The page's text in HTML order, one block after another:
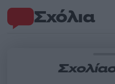
Σχόλια